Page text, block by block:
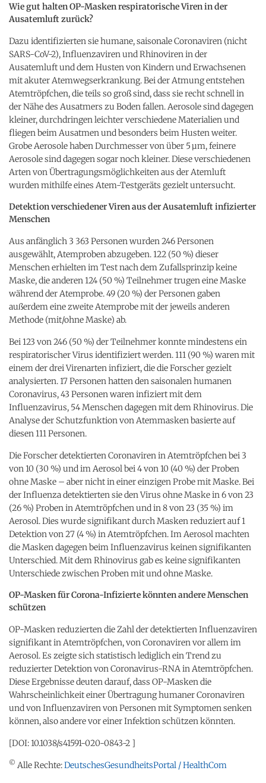
Wie gut halten OP-Masken respiratorische Viren in der
Ausatemluft zurück?
Dazu identifizierten sie humane, saisonale Coronaviren (nicht
SARS-CoV-2), Influenzaviren und Rhinoviren in der
Ausatemluft und dem Husten von Kindern und Erwachsenen
mit akuter Atemwegserkrankung. Bei der Atmung entstehen
Atemtröpfchen, die teils so groß sind, dass sie recht schnell in
der Nähe des Ausatmers zu Boden fallen. Aerosole sind dagegen
kleiner, durchdringen leichter verschiedene Materialien und
fliegen beim Ausatmen und besonders beim Husten weiter.
Grobe Aerosole haben Durchmesser von über 5 µm, feinere
Aerosole sind dagegen sogar noch kleiner. Diese verschiedenen
Arten von Übertragungsmöglichkeiten aus der Atemluft
wurden mithilfe eines Atem-Testgeräts gezielt untersucht.
Detektion verschiedener Viren aus der Ausatemluft infizierter
Menschen
Aus anfänglich 3 363 Personen wurden 246 Personen
ausgewählt, Atemproben abzugeben. 122 (50 %) dieser
Menschen erhielten im Test nach dem Zufallsprinzip keine
Maske, die anderen 124 (50 %) Teilnehmer trugen eine Maske
während der Atemprobe. 49 (20 %) der Personen gaben
außerdem eine zweite Atemprobe mit der jeweils anderen
Methode (mit/ohne Maske) ab.
Bei 123 von 246 (50 %) der Teilnehmer konnte mindestens ein
respiratorischer Virus identifiziert werden. 111 (90 %) waren mit
einem der drei Virenarten infiziert, die die Forscher gezielt
analysierten. 17 Personen hatten den saisonalen humanen
Coronavirus, 43 Personen waren infiziert mit dem
Influenzavirus, 54 Menschen dagegen mit dem Rhinovirus. Die
Analyse der Schutzfunktion von Atemmasken basierte auf
diesen 111 Personen.
Die Forscher detektierten Coronaviren in Atemtröpfchen bei 3
von 10 (30 %) und im Aerosol bei 4 von 10 (40 %) der Proben
ohne Maske – aber nicht in einer einzigen Probe mit Maske. Bei
der Influenza detektierten sie den Virus ohne Maske in 6 von 23
(26 %) Proben in Atemtröpfchen und in 8 von 23 (35 %) im
Aerosol. Dies wurde signifikant durch Masken reduziert auf 1
Detektion von 27 (4 %) in Atemtröpfchen. Im Aerosol machten
die Masken dagegen beim Influenzavirus keinen signifikanten
Unterschied. Mit dem Rhinovirus gab es keine signifikanten
Unterschiede zwischen Proben mit und ohne Maske.
OP-Masken für Corona-Infizierte könnten andere Menschen
schützen
OP-Masken reduzierten die Zahl der detektierten Influenzaviren
signifikant in Atemtröpfchen, von Coronaviren vor allem im
Aerosol. Es zeigte sich statistisch lediglich ein Trend zu
reduzierter Detektion von Coronavirus-RNA in Atemtröpfchen.
Diese Ergebnisse deuten darauf, dass OP-Masken die
Wahrscheinlichkeit einer Übertragung humaner Coronaviren
und von Influenzaviren von Personen mit Symptomen senken
können, also andere vor einer Infektion schützen könnten.
[DOI: 10.1038/s41591-020-0843-2 ]
© Alle Rechte:DeutschesGesundheitsPortal / HealthCom